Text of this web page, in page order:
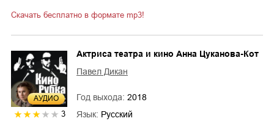
Скачать бесплатно в формате mp3!
AУДИО
3
Актриса театра и кино Анна Цуканова-Кот
Павел Дикан
Год выхода: 2018
Язык: Русский